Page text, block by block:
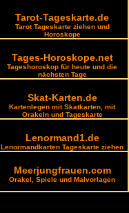
Tarot-Tageskarte.de
Tarot Tageskarte ziehen und
Horoskope
Tages-Horoskope.net
Tageshoroskop für heute und die
nächsten Tage
Skat-Karten.de
Kartenlegen mit Skatkarten, mit
Orakeln und Tageskarte
Lenormand1.de
Lenormandkarten Tageskarte ziehen
Meerjungfrauen.com
Orakel, Spiele und Malvorlagen